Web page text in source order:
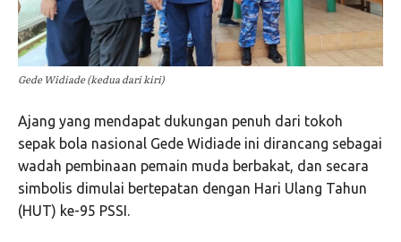
Gede Widiade (kedua dari kiri)
Ajang yang mendapat dukungan penuh dari tokoh
sepak bola nasional Gede Widiade ini dirancang sebagai
wadah pembinaan pemain muda berbakat, dan secara
simbolis dimulai bertepatan dengan Hari Ulang Tahun
(HUT) ke-95 PSSI.